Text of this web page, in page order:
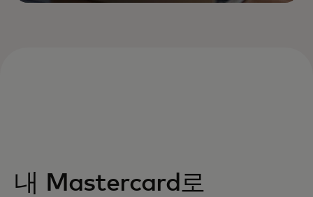
내 Mastercard로